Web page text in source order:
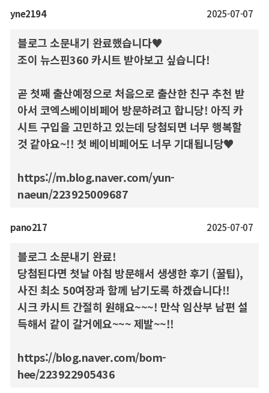
yne2194 2025-07-07
블로그 소문내기 완료했습니다♥
조이 뉴스핀360 카시트 받아보고 싶습니다!
곧 첫째 출산예정으로 처음으로 출산한 친구 추천 받
아서 코엑스베이비페어 방문하려고 합니당! 아직 카
시트 구입을 고민하고 있는데 당첨되면 너무 행복할
것 같아요~!! 첫 베이비페어도 너무 기대됩니당♥
https://m.blog.naver.com/yun-
naeun/223925009687
pano217 2025-07-07
블로그 소문내기 완료!
당첨된다면 첫날 아침 방문해서 생생한 후기 (꿀팁),
사진 최소 50여장과 함께 남기도록 하겠습니다!!
시크 카시트 간절히 원해요~~~! 만삭 임산부 남편 설
득해서 같이 갈거에요~~~ 제발~~!!
https://blog.naver.com/bom-
hee/223922905436